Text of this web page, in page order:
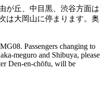
が丘、中目黒、渋谷方面は
は大岡山に停まります。奥
Passengers changing to
meguro and Shibuya, please
Den-en-chōfu, will be